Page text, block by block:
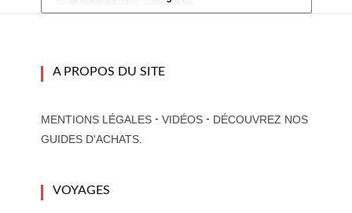
A PROPOS DU SITE
MENTIONS LÉGALES- VIDÉOS- DÉCOUVREZ NOS
GUIDES D'ACHATS.
VOYAGES